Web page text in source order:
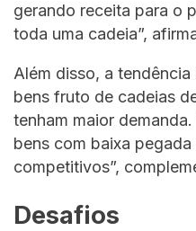
gerando receita para o
toda uma cadeia”,
Além disso, a
bens fruto de cadeias
tenham maior
bens com baixa
competitivos”,
Desafios